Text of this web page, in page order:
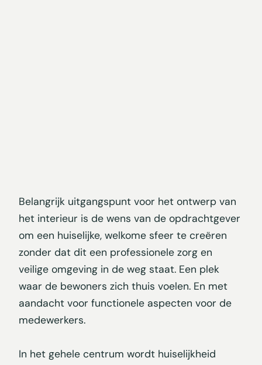
Belangrijk uitgangspunt voor het ontwerp van
het interieur is de wens van de opdrachtgever
om een huiselijke, welkome sfeer te creëren
zonder dat dit een professionele zorg en
veilige omgeving in de weg staat. Een plek
waar de bewoners zich thuis voelen. En met
aandacht voor functionele aspecten voor de
medewerkers.
In het gehele centrum wordt huiselijkheid